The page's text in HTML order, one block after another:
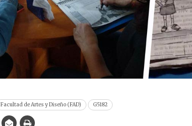
Facultad de Artes y Diseño (FAD) G5182